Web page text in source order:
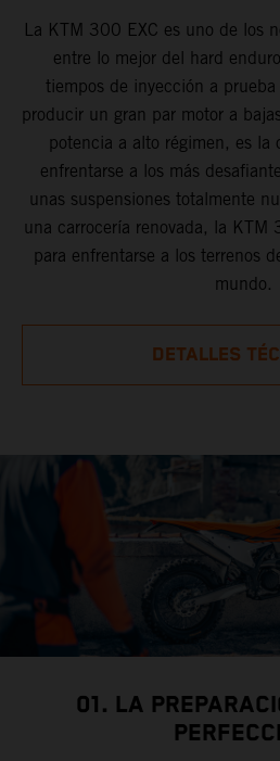
La KTM 300 EXC es uno de los
entre lo mejor del hard
tiempos de inyección a
producir un gran par motor a
potencia a alto régimen, es la
enfrentarse a los más
unas suspensiones totalmente
una carrocería renovada, la
para enfrentarse a los terrenos
mundo.
DETALLES
01. LA